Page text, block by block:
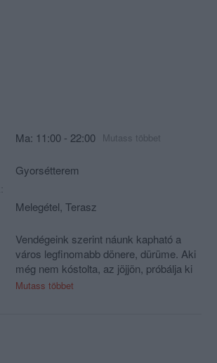
Ma: 11:00 - 22:00 Mutass többet
Gyorsétterem
Melegétel, Terasz
Vendégeink szerint náunk kapható a
város legfinomabb dönere, dürüme. Aki
még nem kóstolta, az jöjjön, próbálja ki
és döntse el! :)
Mutass többet